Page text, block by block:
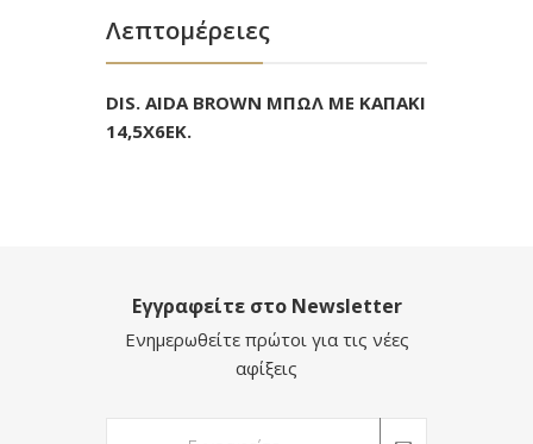
Λεπτομέρειες
DIS. AIDA BROWN ΜΠΩΛ ΜΕ ΚΑΠΑΚΙ
14,5Χ6ΕΚ.
Εγγραφείτε στο Newsletter
Ενημερωθείτε πρώτοι για τις νέες
αφίξεις